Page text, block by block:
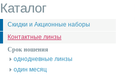
Каталог
Скидки и Акционные наборы
Контактные линзы
Срок ношения
однодневные линзы
один месяц